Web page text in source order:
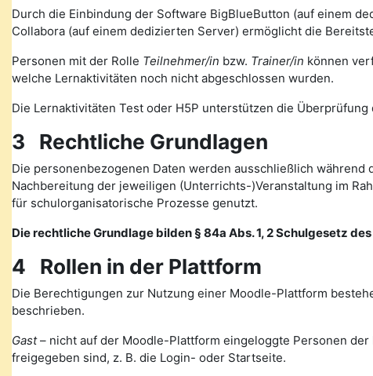
Durch die Einbindung der Software BigBlueButton (auf einem
Collabora (auf einem dedizierten Server) ermöglicht die
Personen mit der Rolle Teilnehmer/in bzw. Trainer/in können
welche Lernaktivitäten noch nicht abgeschlossen wurden.
Die Lernaktivitäten Test oder H5P unterstützen die
3 Rechtliche Grundlagen
Die personenbezogenen Daten werden ausschließlich
Nachbereitung der jeweiligen (Unterrichts-)Veranstaltung im
für schulorganisatorische Prozesse genutzt.
Die rechtliche Grundlage bilden § 84a Abs. 1, 2 Schulgesetz
4 Rollen in der Plattform
Die Berechtigungen zur Nutzung einer Moodle-Plattform
beschrieben.
Gast– nicht auf der Moodle-Plattform eingeloggte Personen
freigegeben sind, z. B. die Login- oder Startseite.